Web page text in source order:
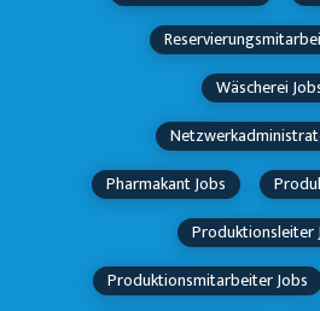
Wäscherei
Pharmakant Jobs
Produktionsleiter
Produktionsmitarbeiter Jobs